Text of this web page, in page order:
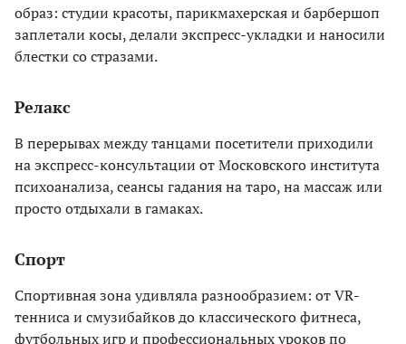
образ: студии красоты, парикмахерская и барбершоп
заплетали косы, делали экспресс-укладки и наносили
блестки со стразами.
Релакс
В перерывах между танцами посетители приходили
на экспресс-консультации от Московского института
психоанализа, сеансы гадания на таро, на массаж или
просто отдыхали в гамаках.
Спорт
Спортивная зона удивляла разнообразием: от VR-
тенниса и смузибайков до классического фитнеса,
футбольных игр и профессиональных уроков по